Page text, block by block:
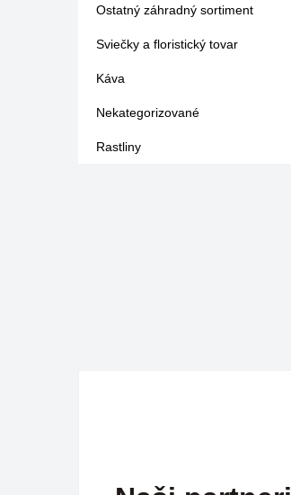
Ostatný záhradný sortiment
Sviečky a floristický tovar
Káva
Nekategorizované
Rastliny